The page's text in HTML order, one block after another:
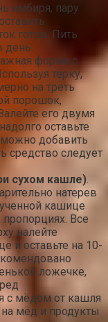
имбиря, пару
готов. Пить
день.
форма с
тёрку,
на треть
порошок,
его двумя
оставьте
можно добавить
средство следует
сухом кашле)
натерев
кашице
Все
налейте
и оставьте на 10-
ложечке,
с мёдом от кашля
мёд и продукты